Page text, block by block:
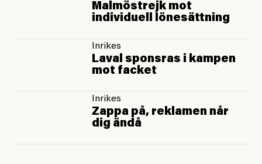
Malmöstrejk mot
individuell lönesättning
Inrikes
Laval sponsras i kampen
mot facket
Inrikes
Zappa på, reklamen når
dig ändå